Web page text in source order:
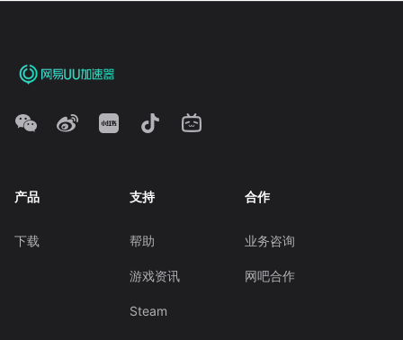
产品
下载
支持
帮助
游戏资讯
Steam
合作
业务咨询
网吧合作